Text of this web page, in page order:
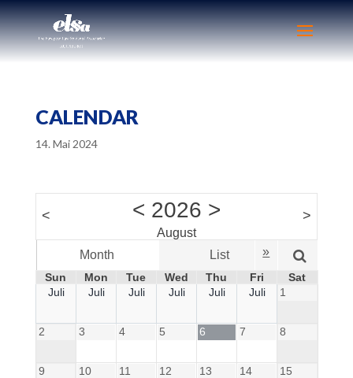
CALENDAR
14. Mai 2024
< < 2026 >
August
>
»
Month List
Sun Mon Tue Wed Thu Fri
Sat
Juli
Juli Juli Juli Juli Juli 1
2 3 4 5 6 7 8
9 10 11 12 13 14 15